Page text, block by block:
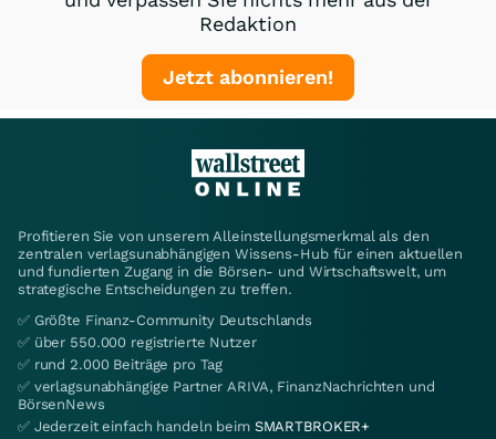
Redaktion
Jetzt abonnieren!
Profitieren Sie von unserem Alleinstellungsmerkmal als den
zentralen verlagsunabhängigen Wissens-Hub für einen aktuellen
und fundierten Zugang in die Börsen- und Wirtschaftswelt, um
strategische Entscheidungen zu treffen.
✅ Größte Finanz-Community Deutschlands
✅ über 550.000 registrierte Nutzer
✅ rund 2.000 Beiträge pro Tag
✅ verlagsunabhängige Partner ARIVA, FinanzNachrichten und
BörsenNews
✅ Jederzeit einfach handeln beim SMARTBROKER+